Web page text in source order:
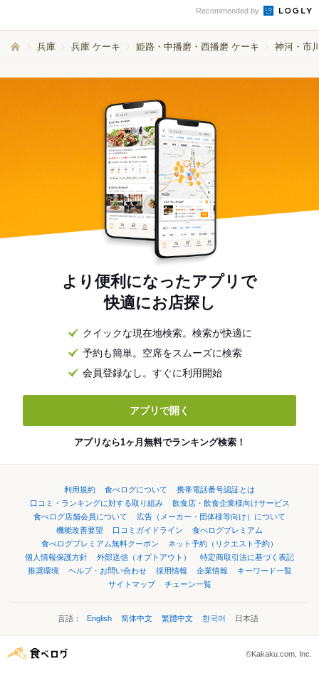
Recommended by
兵庫 兵庫 ケーキ 姫路・中播磨・西播磨 ケーキ 神河・市
より便利になったアプリで
快適にお店探し
クイックな現在地検索。検索が快適に
予約も簡単。空席をスムーズに検索
会員登録なし。すぐに利用開始
アプリで開く
アプリなら1ヶ月無料でランキング検索！
利用規約 食べログについて
携帯電話番号認証とは
口コミ・ランキングに対する取り組み
飲食店・飲食企業様向けサービス
食べログ店舗会員について
広告（メーカー・団体様等向け）について
機能改善要望
口コミガイドライン
食べログプレミアム
食べログプレミアム無料クーポン
ネット予約（リクエスト予約）
個人情報保護方針
外部送信（オプトアウト）
特定商取引法に基づく表記
推奨環境
ヘルプ・お問い合わせ 採用情報 企業情報
キーワード一覧
サイトマップ
チェーン一覧
言語： English 简体中文 繁體中文 한국어 日本語
©Kakaku.com, Inc.